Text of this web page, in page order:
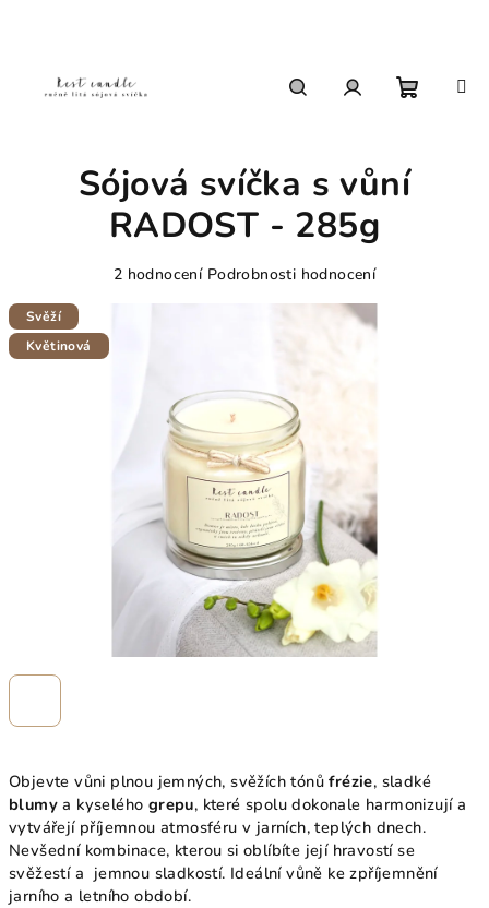
košík
Objevte vůni plnou jemných, svěžích tónůfrézie, sladké
blumy a kyselého grepu, které spolu dokonale harmonizují a
vytvářejí příjemnou atmosféru v jarních, teplých dnech.
Nevšední kombinace, kterou si oblíbíte její hravostí se
svěžestí a jemnou sladkostí. Ideální vůně ke zpříjemnění
jarního a letního období.
Sójová svíčka s vůní
RADOST - 285g
produktu
je
5,0
2 hodnocení Podrobnosti hodnocení
Svěží
Květinová